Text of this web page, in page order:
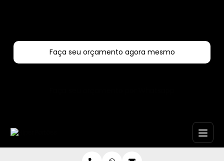
Faça seu orçamento agora mesmo